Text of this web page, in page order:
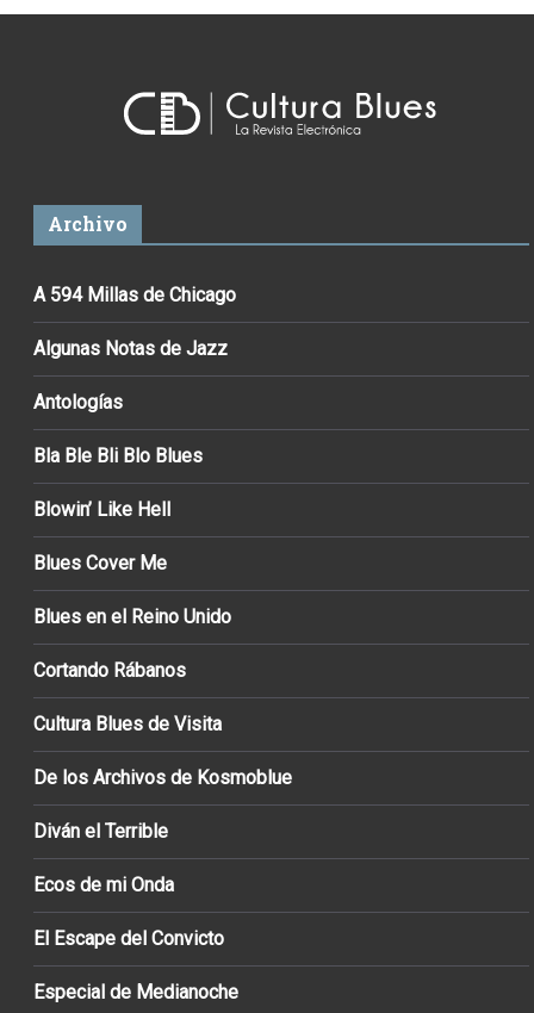
Archivo
A 594 Millas de Chicago
Algunas Notas de Jazz
Antologías
Bla Ble Bli Blo Blues
Blowin’ Like Hell
Blues Cover Me
Blues en el Reino Unido
Cortando Rábanos
Cultura Blues de Visita
De los Archivos de Kosmoblue
Diván el Terrible
Ecos de mi Onda
El Escape del Convicto
Especial de Medianoche